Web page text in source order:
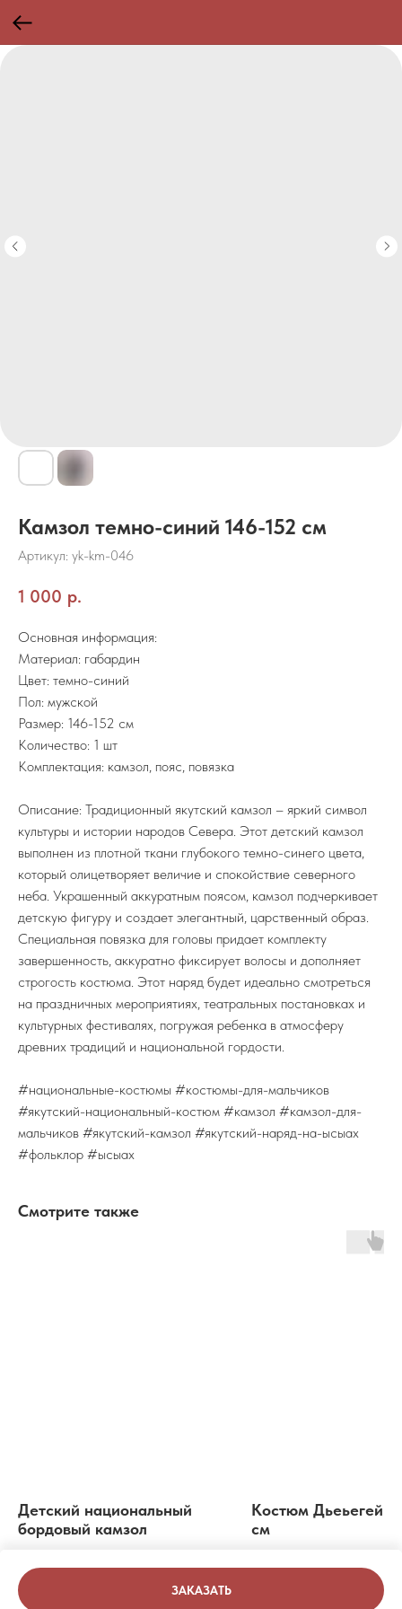
Камзол темно-синий 146-152 см
Артикул: yk-km-046
1 000 р.
ЗАКАЗАТЬ
Основная информация:
Материал: габардин
Цвет: темно-синий
Пол: мужской
Размер: 146-152 см
Количество: 1 шт
Комплектация: камзол, пояс, повязка
Описание: Традиционный якутский камзол – яркий символ
культуры и истории народов Севера. Этот детский камзол
выполнен из плотной ткани глубокого темно-синего цвета,
который олицетворяет величие и спокойствие северного
неба. Украшенный аккуратным поясом, камзол подчеркивает
детскую фигуру и создает элегантный, царственный образ.
Специальная повязка для головы придает комплекту
завершенность, аккуратно фиксирует волосы и дополняет
строгость костюма. Этот наряд будет идеально смотреться
на праздничных мероприятиях, театральных постановках и
культурных фестивалях, погружая ребенка в атмосферу
древних традиций и национальной гордости.
#национальные-костюмы #костюмы-для-мальчиков
#якутский-национальный-костюм #камзол #камзол-для-
мальчиков #якутский-камзол #якутский-наряд-на-ысыах
#фольклор #ысыах
Смотрите также
Детский национальный
бордовый камзол
Костюм Дьеьегей
см